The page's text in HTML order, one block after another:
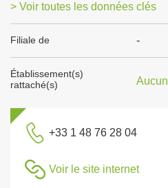
> Voir toutes les données clés
Filiale de -
Établissement(s)
rattaché(s)
Aucun
+33 1 48 76 28 04
Voir le site internet